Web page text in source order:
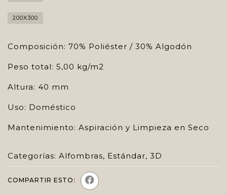
200X300
Composición: 70% Poliéster / 30% Algodón
Peso total: 5,00 kg/m2
Altura: 40 mm
Uso: Doméstico
Mantenimiento: Aspiración y Limpieza en Seco
Categorías: Alfombras, Estándar, 3D
COMPARTIR ESTO: